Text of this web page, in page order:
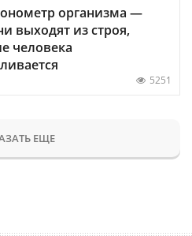
организма —
выходят из строя,
человека
5251
ЕЩЕ